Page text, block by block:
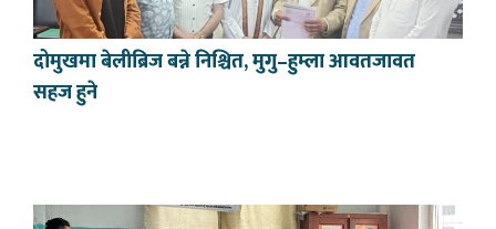
दोमुखमा बेलीब्रिज बन्ने निश्चित, मुगु–हुम्ला आवतजावत
सहज हुने